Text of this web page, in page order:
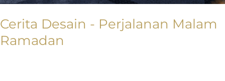
Cerita Desain - Perjalanan Malam
Ramadan